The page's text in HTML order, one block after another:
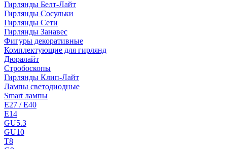
Гирлянды Белт-Лайт
Гирлянды Сосульки
Гирлянды Сети
Гирлянды Занавес
Фигуры декоративные
Комплектующие для гирлянд
Дюралайт
Стробоскопы
Гирлянды Клип-Лайт
Лампы светодиодные
Smart лампы
E27 / E40
E14
GU5.3
GU10
T8